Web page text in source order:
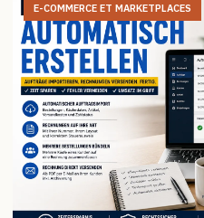
E-COMMERCE ET MARKETPLACES